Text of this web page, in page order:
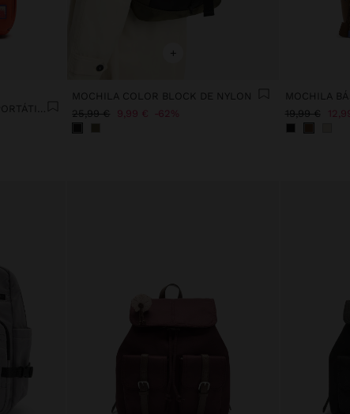
MOCHILA DE NYLON PARA PORTÁTIL DE 13"
+
MOCHILA COLOR BLOCK DE NYLON
25,99 € 9,99 € 62%
MOCHILA
19,99 €